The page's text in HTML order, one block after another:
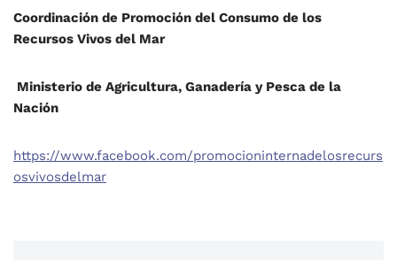
Coordinación de Promoción del Consumo de los
Recursos Vivos del Mar
Ministerio de Agricultura, Ganadería y Pesca de la
Nación
https://www.facebook.com/promocioninternadelosrecurs
osvivosdelmar